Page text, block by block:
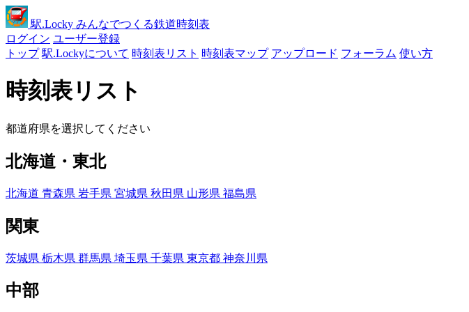
駅.Locky みんなでつくる鉄道時刻表
ログイン ユーザー登録
トップ 駅.Lockyについて 時刻表リスト 時刻表マップ アップロード フォーラム 使い方
時刻表リスト
都道府県を選択してください
北海道・東北
北海道 青森県 岩手県 宮城県 秋田県 山形県 福島県
関東
茨城県 栃木県 群馬県 埼玉県 千葉県 東京都 神奈川県
中部